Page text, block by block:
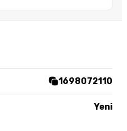
1698072110
Yeni